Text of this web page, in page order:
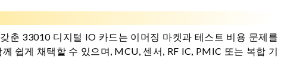
춘 33010 디지털 IO 카드는 이머징 마켓과 테스트 비용 문제를
쉽게 채택할 수 있으며, MCU, 센서, RF IC, PMIC 또는 복합 기